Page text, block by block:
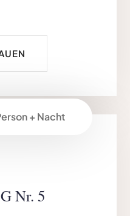
+ Nacht
Nr. 5